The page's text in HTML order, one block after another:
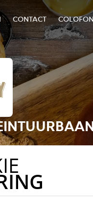
CONTACT